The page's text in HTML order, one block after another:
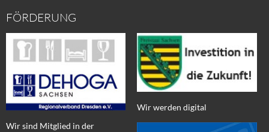
FÖRDERUNG
Wir sind Mitglied in der
Wir werden digital